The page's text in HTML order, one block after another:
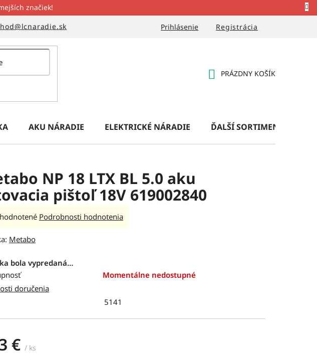
značiek!
Prihlásenie Registrácia
PRÁZDNY KOŠÍK
AKU NÁRADIE ELEKTRICKÉ NÁRADIE ĎALŠÍ SORTIMENT
NP 18 LTX BL 5.0 aku
pištoľ 18V 619002840
Podrobnosti hodnotenia
Metabo
bola vypredaná…
Momentálne nedostupné
doručenia
5141
€ / ks